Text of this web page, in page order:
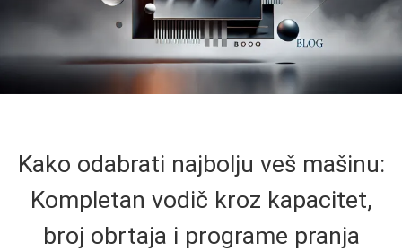
Kako odabrati najbolju veš mašinu:
Kompletan vodič kroz kapacitet,
broj obrtaja i programe pranja